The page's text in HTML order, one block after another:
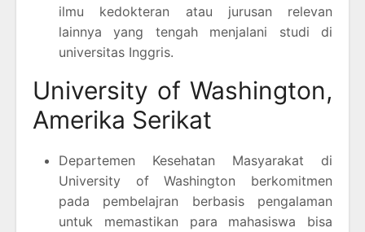
ilmu kedokteran atau jurusan relevan
lainnya yang tengah menjalani studi di
universitas Inggris.
University of Washington,
Amerika Serikat
Departemen Kesehatan Masyarakat di
University of Washington berkomitmen
pada pembelajran berbasis pengalaman
untuk memastikan para mahasiswa bisa